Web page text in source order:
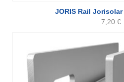
JORIS Rail Jorisolar
7,20 €